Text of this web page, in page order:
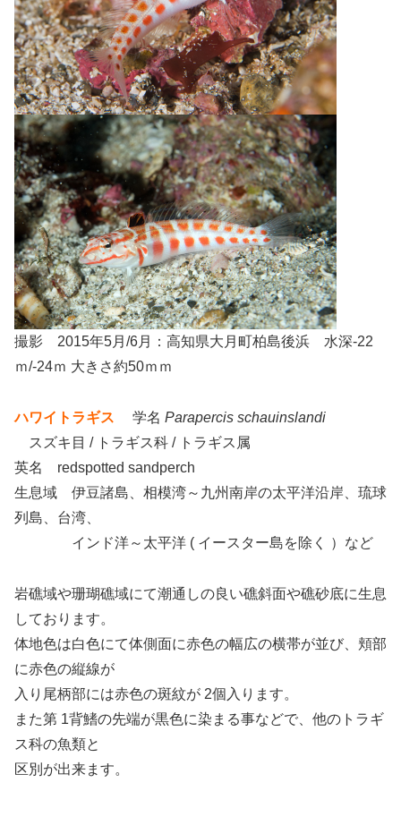
撮影 2015年5月/6月：高知県大月町柏島後浜 水深-22
ｍ/-24ｍ 大きさ約50ｍｍ
ハワイトラギス 学名 Parapercis schauinslandi
スズキ目 / トラギス科 / トラギス属
英名 redspotted sandperch
生息域 伊豆諸島、相模湾～九州南岸の太平洋沿岸、琉球
列島、台湾、
インド洋～太平洋 ( イースター島を除く ）など
岩礁域や珊瑚礁域にて潮通しの良い礁斜面や礁砂底に生息
しております。
体地色は白色にて体側面に赤色の幅広の横帯が並び、頬部
に赤色の縦線が
入り尾柄部には赤色の斑紋が 2個入ります。
また第 1背鰭の先端が黒色に染まる事などで、他のトラギ
ス科の魚類と
区別が出来ます。